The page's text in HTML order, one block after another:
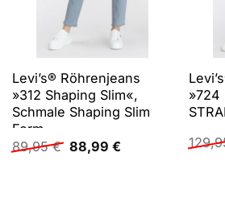
Levi’s® Röhrenjeans
»312 Shaping Slim«,
Schmale Shaping Slim
Form
89,95€ Ursprünglicher
Preis
88,99 €Aktueller
»724